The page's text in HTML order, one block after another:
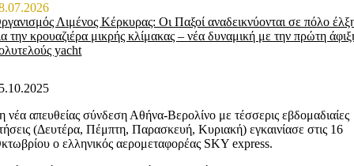
Λιμένος Κέρκυρας: Οι Παξοί αναδεικνύονται σε πόλο
την κρουαζιέρα μικρής κλίμακας – νέα δυναμική με την πρώτη
yacht
νέα απευθείας σύνδεση Αθήνα-Βερολίνο με τέσσερις εβδομαδιαίες
(Δευτέρα, Πέμπτη, Παρασκευή, Κυριακή) εγκαινίασε στις 16
ο ελληνικός αερομεταφορέας SKY express.